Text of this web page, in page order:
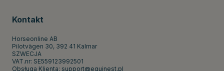
Kontakt
Horseonline AB
Pilotvägen 30, 392 41 Kalmar
SZWECJA
VAT.nr: SE559123992501
Obsługa Klienta: support@equinest.pl